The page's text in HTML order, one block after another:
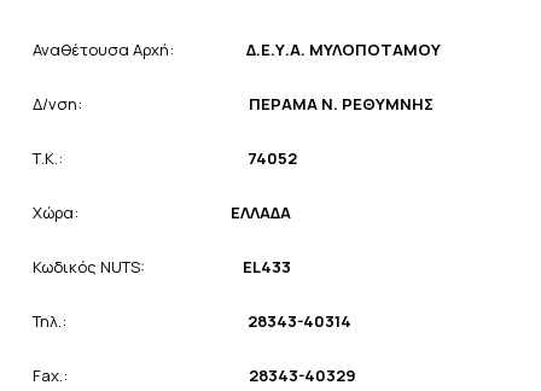
Αναθέτουσα Αρχή: Δ.Ε.Υ.Α. ΜΥΛΟΠΟΤΑΜΟΥ
Δ/νση: ΠΕΡΑΜΑ Ν. ΡΕΘΥΜΝΗΣ
Τ.Κ.: 74052
Χώρα: ΕΛΛΑΔΑ
Κωδικός NUTS: EL433
Τηλ.: 28343-40314
Fax.: 28343-40329